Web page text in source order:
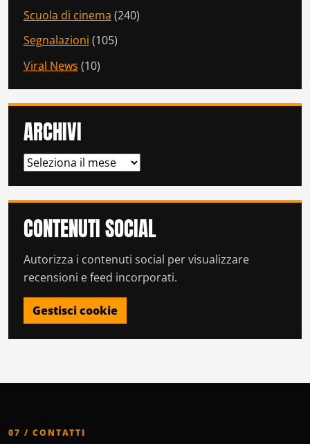
Scuola di cinema (240)
Segnalazioni (105)
Viral News (10)
ARCHIVI
ARCHIVI
CONTENUTI SOCIAL
Autorizza i contenuti social per visualizzare
recensioni e feed incorporati.
Gestisci cookie
07 / CONTATTI